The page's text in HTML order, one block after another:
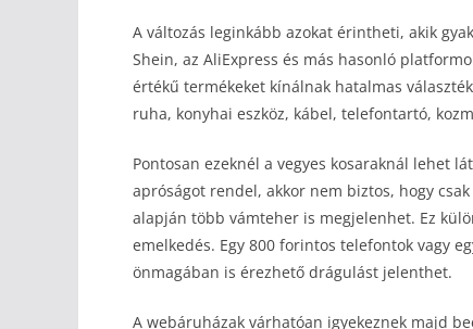
A változás leginkább azokat érintheti, akik
Shein, az AliExpress és más hasonló
értékű termékeket kínálnak hatalmas
ruha, konyhai eszköz, kábel, telefontartó,
Pontosan ezeknél a vegyes kosaraknál lehet
apróságot rendel, akkor nem biztos, hogy
alapján több vámteher is megjelenhet. Ez
emelkedés. Egy 800 forintos telefontok vagy
önmagában is érezhető drágulást jelenthet.
A webáruházak várhatóan igyekeznek majd